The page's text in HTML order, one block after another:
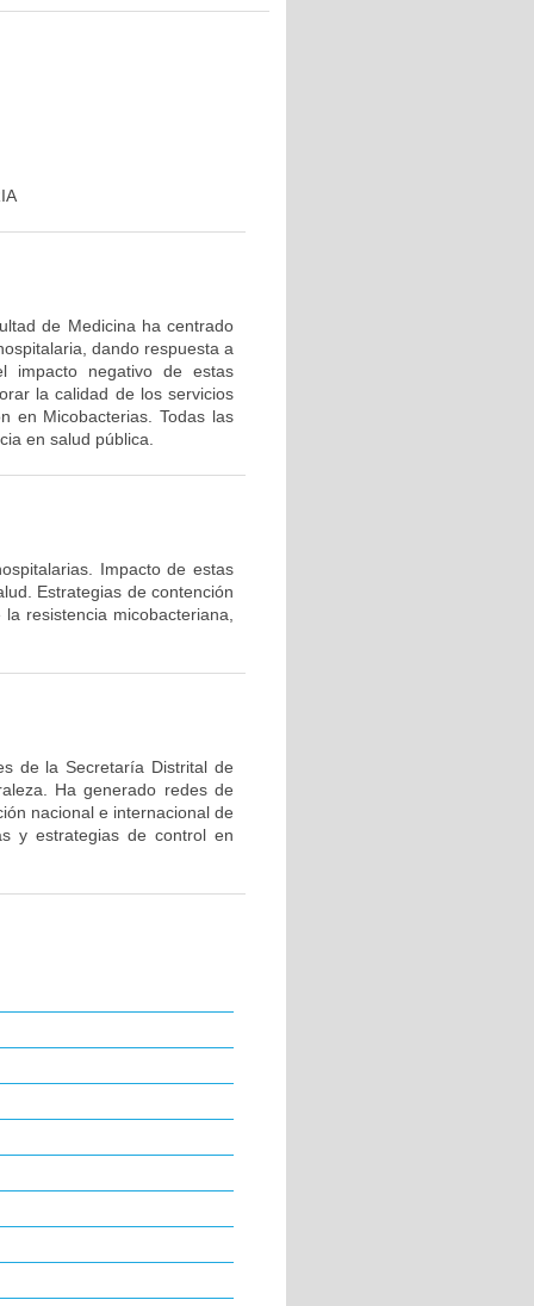
de Medicina ha centrado
dando respuesta a
impacto negativo de estas
la calidad de los servicios
en Micobacterias. Todas las
en salud pública.
Impacto de estas
Estrategias de contención
resistencia micobacteriana,
de la Secretaría Distrital de
Ha generado redes de
nacional e internacional de
y estrategias de control en